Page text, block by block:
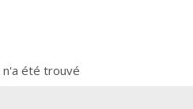
n'a été trouvé